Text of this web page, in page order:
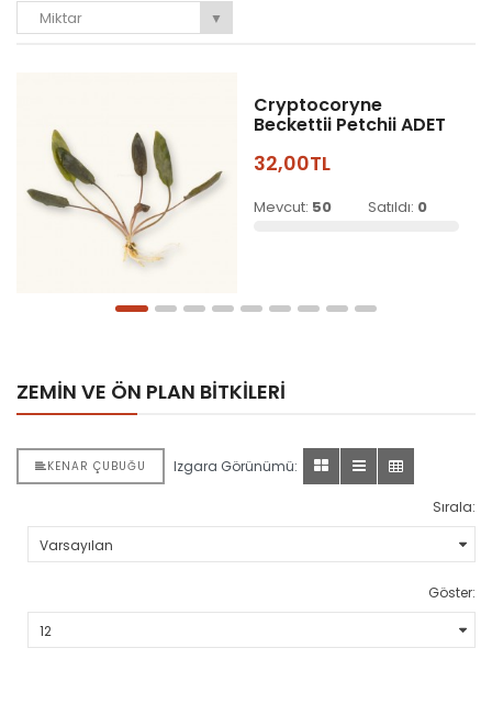
Miktar ▼
Cryptocoryne
Beckettii Petchii ADET
32,00TL
Mevcut: 50 Satıldı: 0
ZEMIN VE ÖN PLAN BITKILERI
KENAR ÇUBUĞU Izgara Görünümü:
Sırala:
Göster: